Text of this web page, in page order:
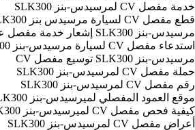
خدمة مفصل CV لمرسيدس-بنز SLK300
قطع مفصل CV لسيارة مرسيدس بنز SLK300
مرسيدس-بنز SLK300 إشعار خدمة مفصل عن مفصل CV
استدعاء مفصل CV لسيارة مرسيدس-بنز SLK300
مرسيدس-بنز SLK300 توسيع مفصل CV
حملة مفصل CV لمرسيدس-بنز SLK300
رقم مفصل CV لمرسيدس-بنز SLK300
موقع العمود المفصلي لميرسيدس-بنز SLK300
كيفية فحص مفصل CV لميرسيدس-بنز SLK300
أعراض مفصل CV لمرسيدس-بنز SLK300